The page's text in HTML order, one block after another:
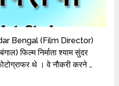
Bengal (Film Director)
फिल्म निर्माता श्याम सुंदर
थे । वे नौकरी करने …